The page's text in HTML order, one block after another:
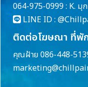
064-975-0999 : K. มุก
LINE ID :
ติดต่อโฆษณา ที่พั
คุณฝ้าย 086-448-